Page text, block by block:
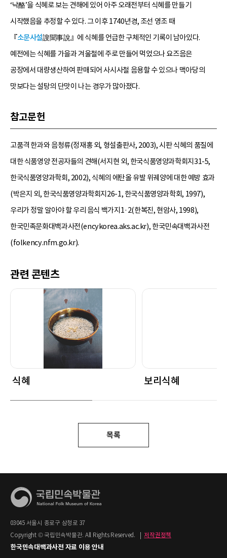
‘낙酪’을 식혜로 보는 견해에 있어 아주 오래전부터 식혜를 만들기
시작했음을 추정할 수 있다. 그 이후 1740년경, 조선 영조 때
『소문사설謏聞事說』에 식혜를 언급한 구체적인 기록이 남아있다.
예전에는 식혜를 가을과 겨울철에 주로 만들어 먹었으나 요즈음은
공장에서 대량생산하여 판매되어 사시사철 음용할 수 있으나 맥아당의
맛보다는 설탕의 단맛이 나는 경우가 많아졌다.
참고문헌
고품격 한과와 음청류(정재홍 외, 형설출판사, 2003), 시판 식혜의 품질에
대한 식품영양 전공자들의 견해(서지현 외, 한국식품영양과학회지31-5,
한국식품영양과학회, 2002), 식혜의 에탄올 유발 위궤양에 대한 예방 효과
(박은지 외, 한국식품영양과학회지26-1, 한국식품영양과학회, 1997),
우리가 정말 알아야 할 우리 음식 백가지1·2(한복진, 현암사, 1998),
한국민족문화대백과사전(encykorea.aks.ac.kr), 한국민속대백과사전
(folkency.nfm.go.kr).
관련 콘텐츠
식혜 보리식혜
목록
03045 서울시 종로구 삼청로 37
Copyright © 국립민속박물관. All Rights Reserved.
저작권정책
한국민속대백과사전 자료 이용 안내